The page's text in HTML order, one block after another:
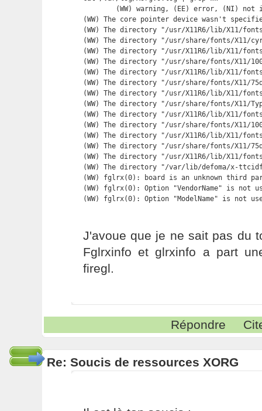
(WW) warning, (EE) error, (NI) not
(WW) The core pointer device wasn't
(WW) The directory "/usr/X11R6/lib/X11/
(WW) The directory "/usr/share/fonts/
(WW) The directory "/usr/X11R6/lib/X11/
(WW) The directory "/usr/share/fonts/X11/
(WW) The directory "/usr/X11R6/lib/X11/
(WW) The directory "/usr/share/fonts/X11/
(WW) The directory "/usr/X11R6/lib/X11/
(WW) The directory "/usr/share/fonts/X11/
(WW) The directory "/usr/X11R6/lib/X11/
(WW) The directory "/usr/share/fonts/X11/
(WW) The directory "/usr/X11R6/lib/X11/
(WW) The directory "/usr/share/fonts/X11/
(WW) The directory "/usr/X11R6/lib/X11/
(WW) The directory "/var/lib/defoma/x-
(WW) fglrx(0): board is an unknown third
(WW) fglrx(0): Option "VendorName" is not
(WW) fglrx(0): Option "ModelName" is not
J'avoue que je ne sait pas du
Fglrxinfo et glrxinfo a part
firegl.
Répondre
Re: Soucis de ressources XORG